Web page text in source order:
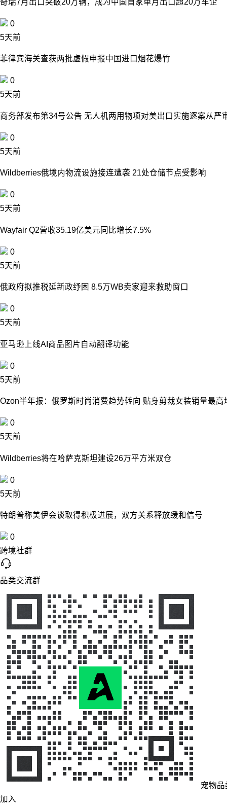
0
5天前
菲律宾海关查获两批虚假申报中国进口烟花爆竹
0
5天前
商务部发布第34号公告 无人机两用物项对美出口实施逐案从严
0
5天前
Wildberries俄境内物流设施接连遭袭 21处仓储节点受影响
0
5天前
Wayfair Q2营收35.19亿美元同比增长7.5%
0
5天前
俄政府拟推税延新政纾困 8.5万WB卖家迎来救助窗口
0
5天前
亚马逊上线AI商品图片自动翻译功能
0
5天前
Ozon半年报：俄罗斯时尚消费趋势转向 贴身剪裁女装销量最高
0
5天前
Wildberries将在哈萨克斯坦建设26万平方米双仓
0
5天前
特朗普称美伊会谈取得积极进展，双方关系释放缓和信号
0
跨境社群
品类交流群
宠物
加入